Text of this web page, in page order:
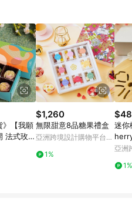
限。 6. APP 請更新至
禮物卡，開館保證金，補
購物站上之商品規格、
訊頁及購物車不符，以
準。 10. 點數紅包使用規
於 LINE 購物前往 Pinkoi
訂單，不符合導購資格；承
LINE 購物前往 Pinkoi 頁
》【我願
法式玫瑰
生日禮
$1,260
無限甜意8品糖果禮盒
亞洲跨境設計購物平台
1%
迷你
亞洲
1%